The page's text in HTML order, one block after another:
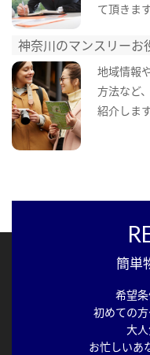
て頂きます
神奈川のマンスリーお
地域情報
方法など
紹介します
簡単
希望
初めての
大人
お忙しいあ